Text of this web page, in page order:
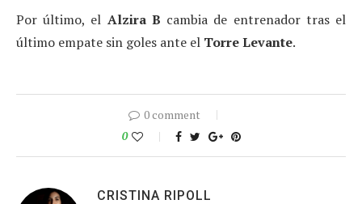
Por último, el Alzira B cambia de entrenador tras el
último empate sin goles ante el Torre Levante.
0 comment
0
CRISTINA RIPOLL